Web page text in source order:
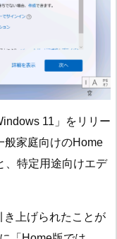
11」をリリー
般家庭向けのHome
、特定用途向けエデ
き上げられたことが